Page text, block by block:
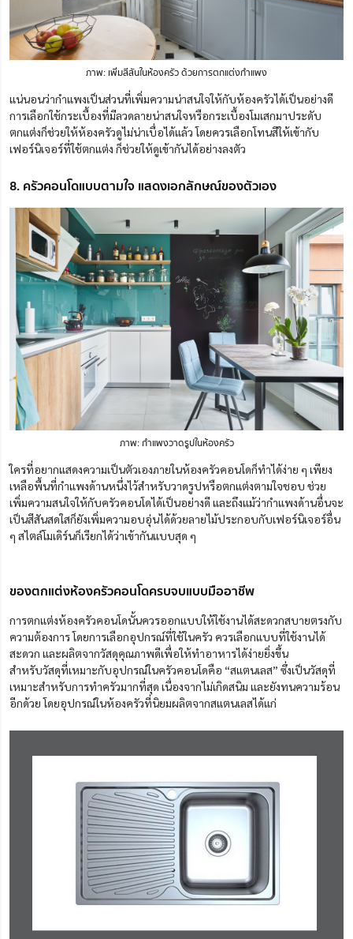
ภาพ: เพิ่มสีสันในห้องครัว ด้วยการตกแต่งกำแพง
แน่นอนว่ากำแพงเป็นส่วนที่เพิ่มความน่าสนใจให้กับห้องครัวได้เป็นอย่างดี
การเลือกใช้กระเบื้องที่มีลวดลายน่าสนใจหรือกระเบื้องโมเสกมาประดับ
ตกแต่งก็ช่วยให้ห้องครัวดูไม่น่าเบื่อได้แล้ว โดยควรเลือกโทนสีให้เข้ากับ
เฟอร์นิเจอร์ที่ใช้ตกแต่ง ก็ช่วยให้ดูเข้ากันได้อย่างลงตัว
8. ครัวคอนโดแบบตามใจ แสดงเอกลักษณ์ของตัวเอง
ภาพ: กำแพงวาดรูปในห้องครัว
ใครที่อยากแสดงความเป็นตัวเองภายในห้องครัวคอนโดก็ทำได้ง่าย ๆ เพียง
เหลือพื้นที่กำแพงด้านหนึ่งไว้สำหรับวาดรูปหรือตกแต่งตามใจชอบ ช่วย
เพิ่มความสนใจให้กับครัวคอนโดได้เป็นอย่างดี และถึงแม้ว่ากำแพงด้านอื่นจะ
เป็นสีสันสดใสก็ยังเพิ่มความอบอุ่นได้ด้วยลายไม้ประกอบกับเฟอร์นิเจอร์อื่น
ๆ สไตล์โมเดิร์นก็เรียกได้ว่าเข้ากันแบบสุด ๆ
ของตกแต่งห้องครัวคอนโดครบจบแบบมืออาชีพ
การตกแต่งห้องครัวคอนโดนั้นควรออกแบบให้ใช้งานได้สะดวกสบายตรงกับ
ความต้องการ โดยการเลือกอุปกรณ์ที่ใช้ในครัว ควรเลือกแบบที่ใช้งานได้
สะดวก และผลิตจากวัสดุคุณภาพดีเพื่อให้ทำอาหารได้ง่ายยิ่งขึ้น
สำหรับวัสดุที่เหมาะกับอุปกรณ์ในครัวคอนโดคือ “สแตนเลส” ซึ่งเป็นวัสดุที่
เหมาะสำหรับการทำครัวมากที่สุด เนื่องจากไม่เกิดสนิม และยังทนความร้อน
อีกด้วย โดยอุปกรณ์ในห้องครัวที่นิยมผลิตจากสแตนเลสได้แก่